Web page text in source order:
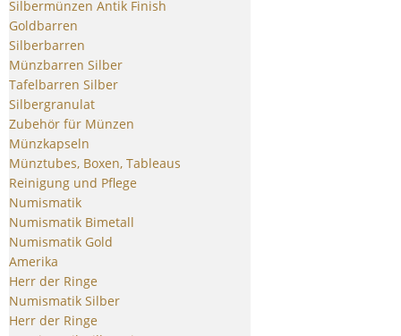
Silbermünzen Antik Finish
Goldbarren
Silberbarren
Münzbarren Silber
Tafelbarren Silber
Silbergranulat
Zubehör für Münzen
Münzkapseln
Münztubes, Boxen, Tableaus
Reinigung und Pflege
Numismatik
Numismatik Bimetall
Numismatik Gold
Amerika
Herr der Ringe
Numismatik Silber
Herr der Ringe